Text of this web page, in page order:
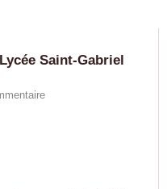
Saint-Gabriel